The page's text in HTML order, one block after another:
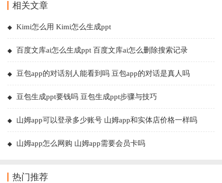
相关文章
Kimi怎么用 Kimi怎么生成ppt
百度文库ai怎么生成ppt 百度文库ai怎么删除搜索记录
豆包app的对话别人能看到吗 豆包app的对话是真人吗
豆包生成ppt要钱吗 豆包生成ppt步骤与技巧
山姆app可以登录多少账号 山姆app和实体店价格一样吗
山姆app怎么网购 山姆app需要会员卡吗
热门推荐